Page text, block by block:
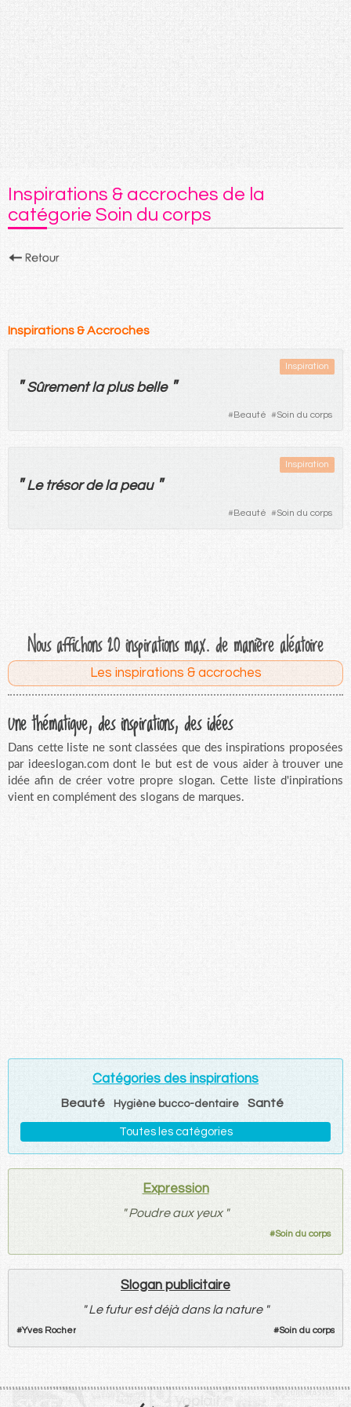
Inspirations & accroches de la
catégorie Soin du corps
Inspirations & Accroches
Inspiration
" Sûrement la plus belle "
#Beauté #Soin du corps
Inspiration
" Le trésor de la peau "
#Beauté #Soin du corps
Nous affichons 20 inspirations max. de manière aléatoire
Les inspirations & accroches
Une thématique, des inspirations, des idées
Dans cette liste ne sont classées que des inspirations proposées
par ideeslogan.com dont le but est de vous aider à trouver une
idée afin de créer votre propre slogan. Cette liste d'inpirations
vient en complément des slogans de marques.
Catégories des inspirations
Beauté Hygiène bucco-dentaire Santé
Toutes les catégories
Expression
" Poudre aux yeux "
#Soin du corps
Slogan publicitaire
" Le futur est déjà dans la nature "
#Yves Rocher #Soin du corps